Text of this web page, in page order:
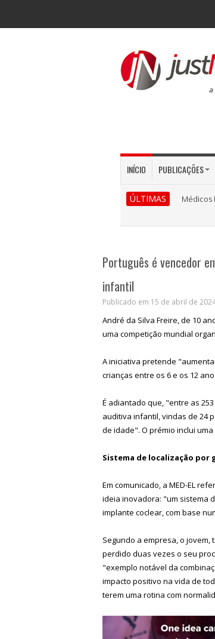
INÍCIO PUBLICAÇÕES
ÚLTIMAS Médicos
Português é vencedor
infantil
Publicado em 15 de abril de
André da Silva Freire, de 10
uma competição mundial
A iniciativa pretende
crianças entre os 6 e os 12
É adiantado que, "entre as
auditiva infantil, vindas de 24
de idade". O prémio inclui uma
Sistema de localização por
Em comunicado, a MED-EL
ideia inovadora: "um sistema
implante coclear, com base
Segundo a empresa, o
perdido duas vezes o seu
"exemplo notável da
impacto positivo na vida de
terem uma rotina com